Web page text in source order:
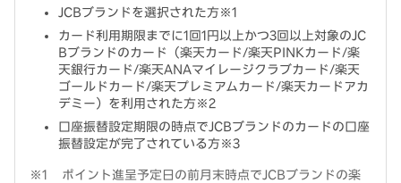
JCBブランドを選択された方※1
カード利用期限までに1回1円以上かつ3回以上対象のJC
Bブランドのカード（楽天カード/楽天PINKカード/楽
天銀行カード/楽天ANAマイレージクラブカード/楽天
ゴールドカード/楽天プレミアムカード/楽天カードアカ
デミー）を利用された方※2
口座振替設定期限の時点でJCBブランドのカードの口座
振替設定が完了されている方※3
ポイント進呈予定日の前月末時点でJCBブランドの楽